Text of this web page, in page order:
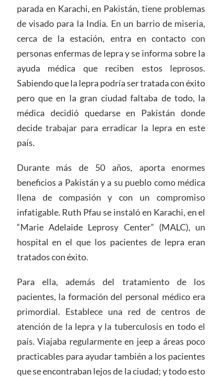
parada en Karachi, en Pakistán, tiene problemas
de visado para la India. En un barrio de miseria,
cerca de la estación, entra en contacto con
personas enfermas de lepra y se informa sobre la
ayuda médica que reciben estos leprosos.
Sabiendo que la lepra podría ser tratada con éxito
pero que en la gran ciudad faltaba de todo, la
médica decidió quedarse en Pakistán donde
decide trabajar para erradicar la lepra en este
país.
Durante más de 50 años, aporta enormes
beneficios a Pakistán y a su pueblo como médica
llena de compasión y con un compromiso
infatigable. Ruth Pfau se instaló en Karachi, en el
“Marie Adelaide Leprosy Center” (MALC), un
hospital en el que los pacientes de lepra eran
tratados con éxito.
Para ella, además del tratamiento de los
pacientes, la formación del personal médico era
primordial. Establece una red de centros de
atención de la lepra y la tuberculosis en todo el
país. Viajaba regularmente en jeep a áreas poco
practicables para ayudar también a los pacientes
que se encontraban lejos de la ciudad; y todo esto